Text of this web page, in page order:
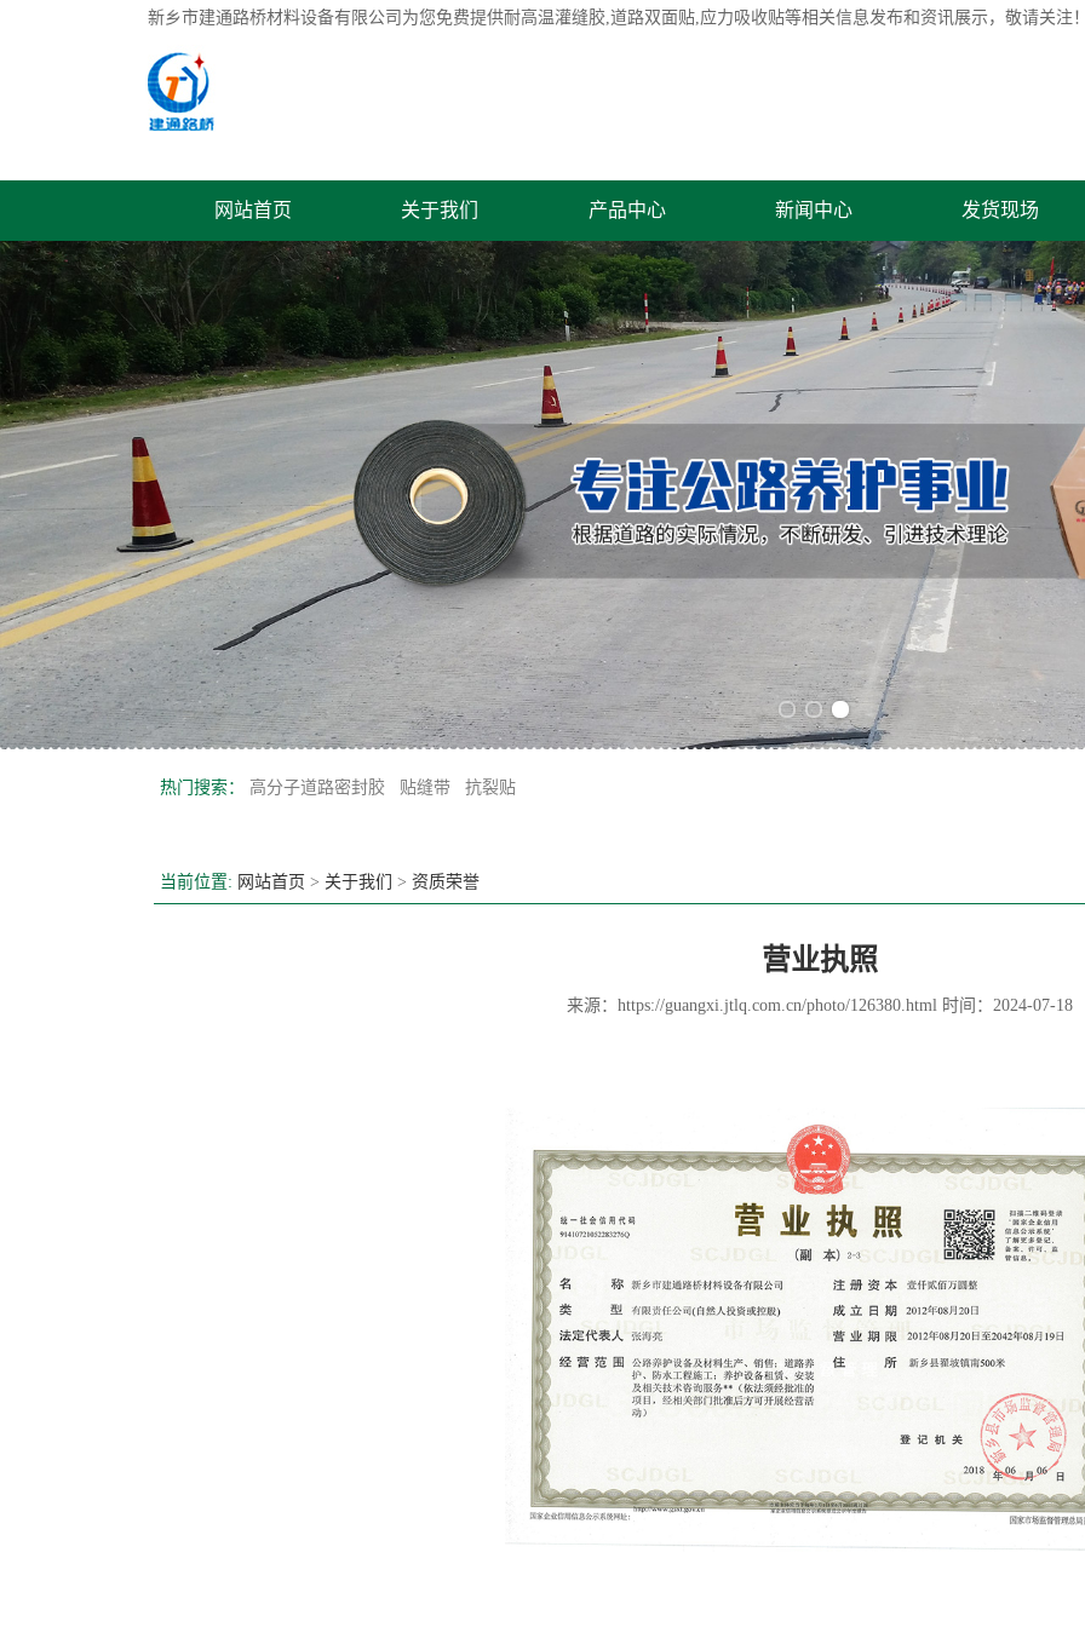
新乡市建通路桥材料设备有限公司为您免费提供耐高温灌缝胶,道路双面贴,应力吸收贴等相关信息发布和资讯展示，敬请关注
网站首页 关于我们 产品中心 新闻中心 发货现场
联系我们
热门搜索： 高分子道路密封胶 贴缝带 抗裂贴
当前位置: 网站首页 > 关于我们 > 资质荣誉
营业执照
来源： https://guangxi.jtlq.com.cn/photo/126380.html 时间：2024-07-18